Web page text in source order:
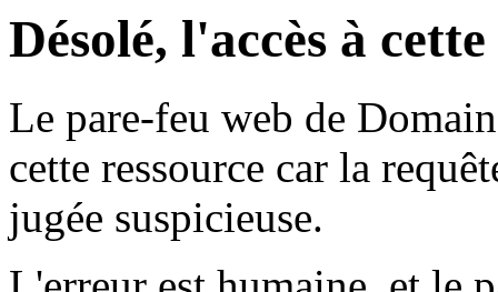
Désolé, l'accès à
Le pare-feu web de
cette ressource car la
jugée suspicieuse.